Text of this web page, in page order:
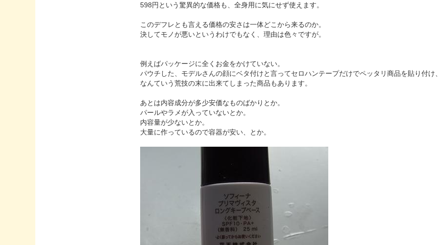
598円という驚異的な価格も、全身用に気にせず使えます。
このデフレとも言える価格の安さは一体どこから来るのか。
決してモノが悪いというわけでもなく、理由は色々ですが。
例えばパッケージに全くお金をかけていない。
パウチした、モデルさんの顔にベタ付けと言ってセロハンテープだけでペッタリ商品を貼り付け
なんていう荒技の末に出来てしまった商品もあります。
あとは内容成分が多少安価なものばかりとか。
パールやラメが入っていないとか。
内容量が少ないとか。
大量に作っているので容器が安い、とか。